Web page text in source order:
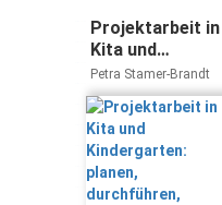
Projektarbeit in
Kita und
Kindergarten:
planen,
durchführen,
dokumentieren.
Leitfaden für
Pädagogisches
Petra Stamer-Brandt